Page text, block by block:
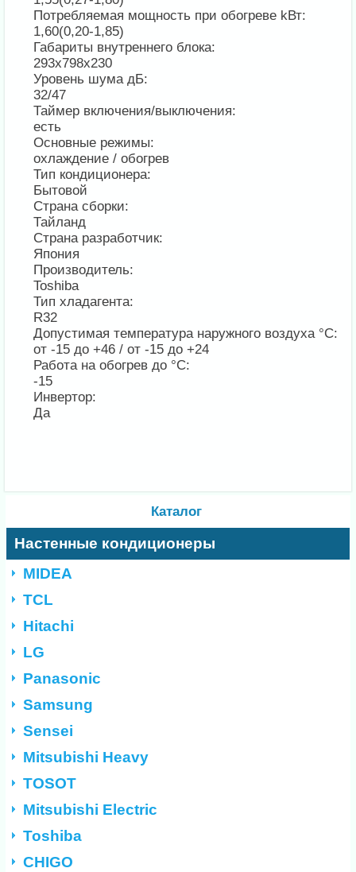
Потребляемая мощность при обогреве kВт:
1,60(0,20-1,85)
Габариты внутреннего блока:
293х798х230
Уровень шума дБ:
32/47
Таймер включения/выключения:
есть
Основные режимы:
охлаждение / обогрев
Тип кондиционера:
Бытовой
Страна сборки:
Тайланд
Страна разработчик:
Япония
Производитель:
Toshiba
Тип хладагента:
R32
Допустимая температура наружного воздуха °С:
от -15 до +46 / от -15 до +24
Работа на обогрев до °С:
-15
Инвертор:
Да
Каталог
Настенные кондиционеры
MIDEA
TCL
Hitachi
LG
Panasonic
Samsung
Sensei
Mitsubishi Heavy
TOSOT
Mitsubishi Electric
Toshiba
CHIGO